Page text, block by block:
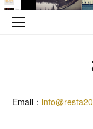
Email：